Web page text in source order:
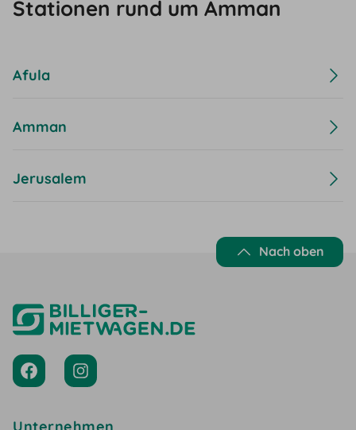
Stationen rund um Amman
Afula
Amman
Jerusalem
Nach oben